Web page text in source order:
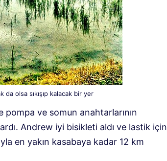
da olsa sıkışıp kalacak bir yer
ve somun anahtarlarının
Andrew iyi bisikleti aldı ve lastik için
en yakın kasabaya kadar 12 km